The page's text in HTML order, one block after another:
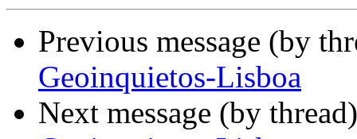
Previous message (by
Geoinquietos-Lisboa
Next message (by